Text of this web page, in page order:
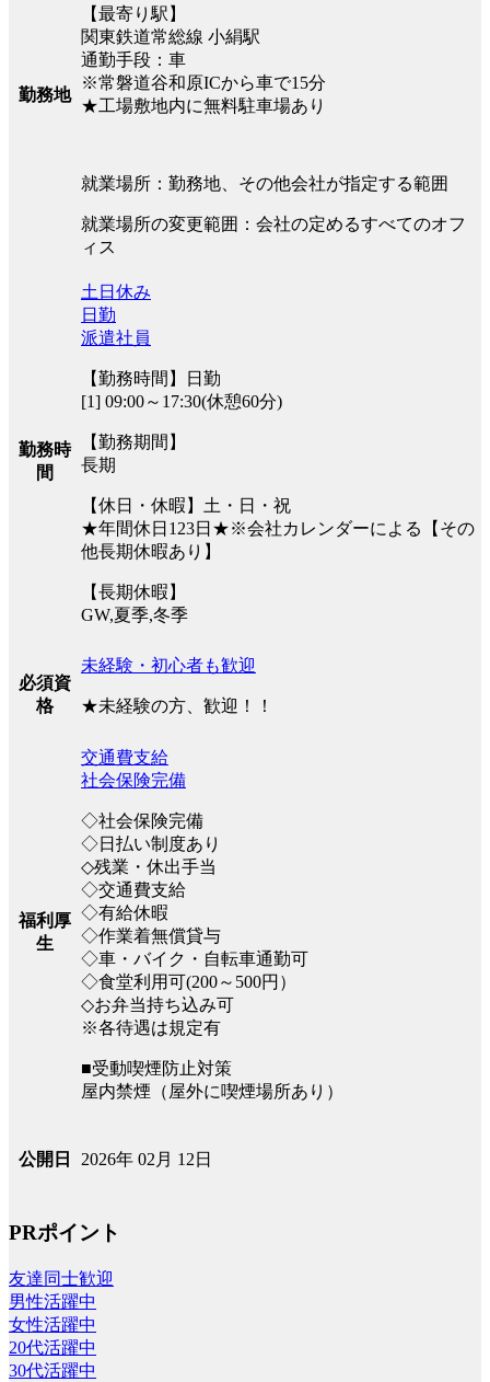
勤務地
【最寄り駅】
関東鉄道常総線 小絹駅
通勤手段：車
※常磐道谷和原ICから車で15分
★工場敷地内に無料駐車場あり
就業場所：勤務地、その他会社が指定する範囲
就業場所の変更範囲：会社の定めるすべてのオフ
ィス
勤務時
間
土日休み
日勤
派遣社員
【勤務時間】日勤
[1] 09:00～17:30(休憩60分)
【勤務期間】
長期
【休日・休暇】土・日・祝
★年間休日123日★※会社カレンダーによる【その
他長期休暇あり】
【長期休暇】
GW,夏季,冬季
必須資
格
未経験・初心者も歓迎
★未経験の方、歓迎！！
福利厚
生
交通費支給
社会保険完備
◇社会保険完備
◇日払い制度あり
◇残業・休出手当
◇交通費支給
◇有給休暇
◇作業着無償貸与
◇車・バイク・自転車通勤可
◇食堂利用可(200～500円）
◇お弁当持ち込み可
※各待遇は規定有
■受動喫煙防止対策
屋内禁煙（屋外に喫煙場所あり）
公開日 2026年 02月 12日
PRポイント
友達同士歓迎
男性活躍中
女性活躍中
20代活躍中
30代活躍中